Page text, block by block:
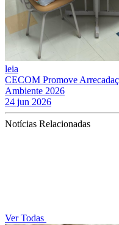
leia
CECOM Promove
Ambiente 2026
24 jun 2026
Notícias Relacionadas
Ver Todas